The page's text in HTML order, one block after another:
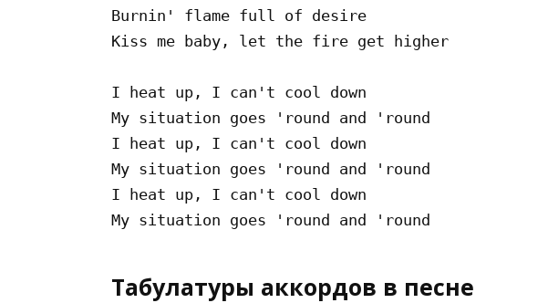
Burnin' flame full of desire
Kiss me baby, let the fire get higher
I heat up, I can't cool down
My situation goes 'round and 'round
I heat up, I can't cool down
My situation goes 'round and 'round
I heat up, I can't cool down
Табулатуры аккордов в песне